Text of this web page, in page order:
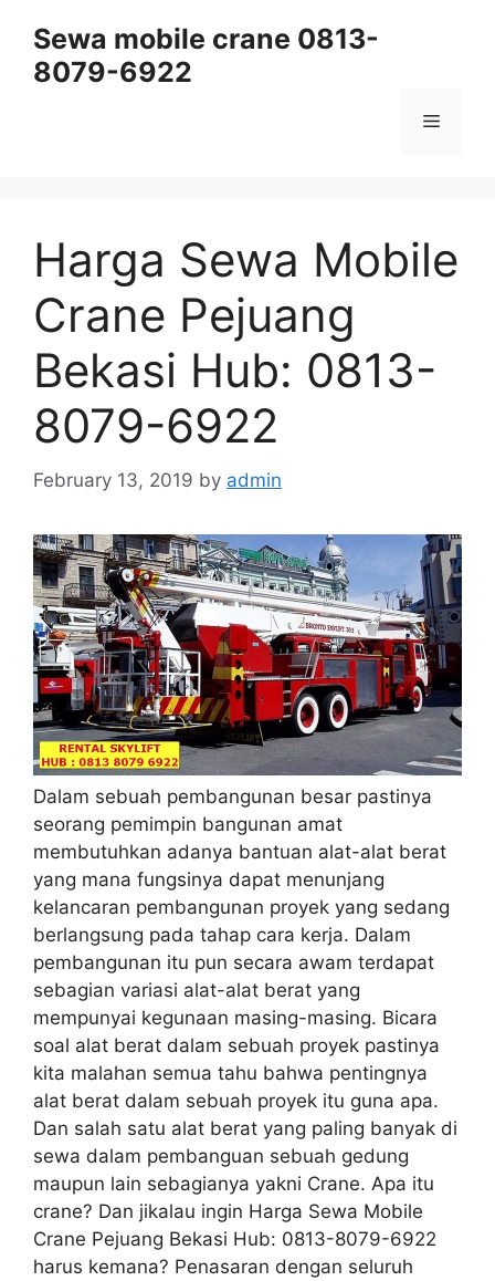
content
Sewa mobile crane 0813-
8079-6922
Menu
Harga Sewa Mobile
Crane Pejuang
Bekasi Hub: 0813-
8079-6922
February 13, 2019 by admin
Dalam sebuah pembangunan besar pastinya
seorang pemimpin bangunan amat
membutuhkan adanya bantuan alat-alat berat
yang mana fungsinya dapat menunjang
kelancaran pembangunan proyek yang sedang
berlangsung pada tahap cara kerja. Dalam
pembangunan itu pun secara awam terdapat
sebagian variasi alat-alat berat yang
mempunyai kegunaan masing-masing. Bicara
soal alat berat dalam sebuah proyek pastinya
kita malahan semua tahu bahwa pentingnya
alat berat dalam sebuah proyek itu guna apa.
Dan salah satu alat berat yang paling banyak di
sewa dalam pembanguan sebuah gedung
maupun lain sebagianya yakni Crane. Apa itu
crane? Dan jikalau ingin Harga Sewa Mobile
Crane Pejuang Bekasi Hub: 0813-8079-6922
harus kemana? Penasaran dengan seluruh